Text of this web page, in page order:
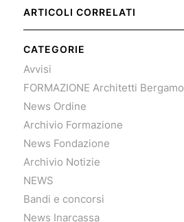
ARTICOLI CORRELATI
CATEGORIE
Avvisi
FORMAZIONE Architetti Bergamo
News Ordine
Archivio Formazione
News Fondazione
Archivio Notizie
NEWS
Bandi e concorsi
News Inarcassa